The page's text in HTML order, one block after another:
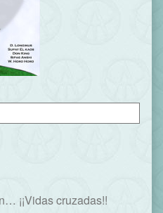
¡¡Vidas cruzadas!!